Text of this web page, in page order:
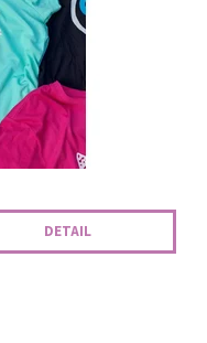
DETAIL